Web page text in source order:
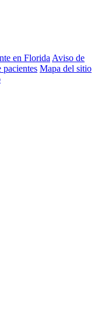
en Florida Aviso de
pacientes Mapa del sitio